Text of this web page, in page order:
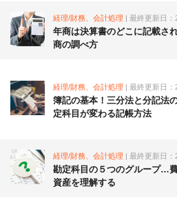
経理/財務、会計処理 | 最終更新日：
年商は決算書のどこに記載さ
商の調べ方
経理/財務、会計処理 | 最終更新日：
簿記の基本！三分法と分記法
定科目が変わる記帳方法
経理/財務、会計処理 | 最終更新日：
勘定科目の５つのグループ…
資産を理解する